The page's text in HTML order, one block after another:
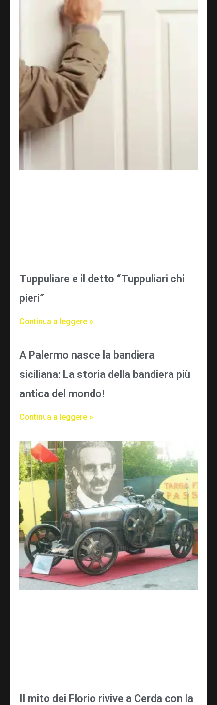
Tuppuliare e il detto “Tuppuliari chi
pieri”
Continua a leggere »
A Palermo nasce la bandiera
siciliana: La storia della bandiera più
antica del mondo!
Continua a leggere »
Il mito dei Florio rivive a Cerda con la